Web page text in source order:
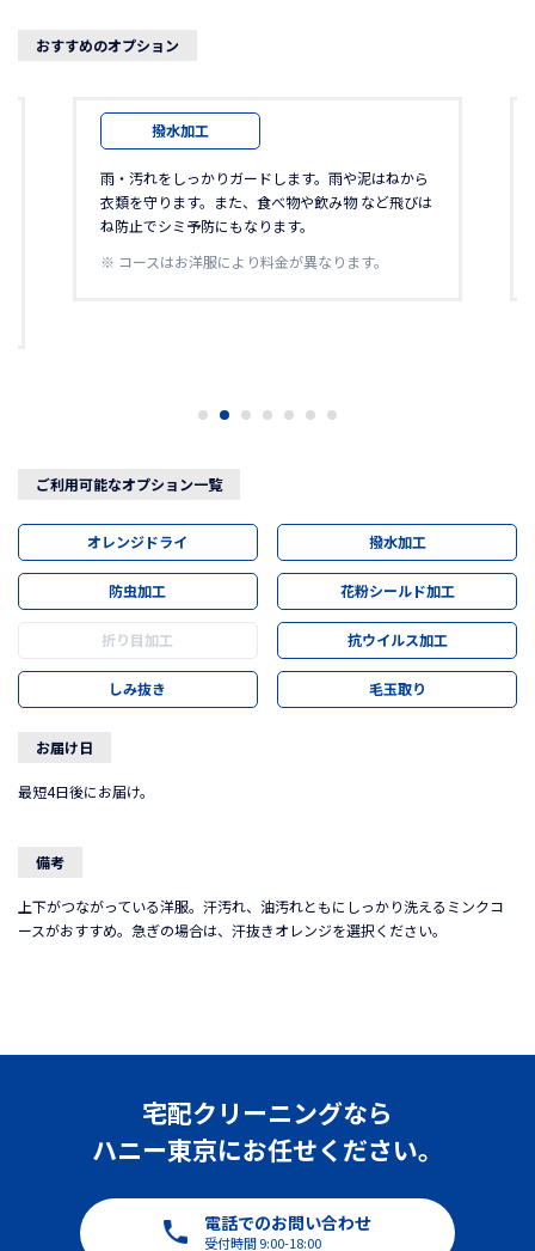
おすすめのオプション
撥水加工
雨・汚れをしっかりガードします。雨や泥はねから
衣類を守ります。また、食べ物や飲み物 など飛びは
ね防止でシミ予防にもなります。
※ コースはお洋服により料金が異なります。
ご利用可能なオプション一覧
オレンジドライ 撥水加工
防虫加工 花粉シールド加工
折り目加工 抗ウイルス加工
しみ抜き 毛玉取り
お届け日
最短4日後にお届け。
備考
上下がつながっている洋服。汗汚れ、油汚れともにしっかり洗えるミンクコ
ースがおすすめ。急ぎの場合は、汗抜きオレンジを選択ください。
宅配クリーニングなら
ハニー東京にお任せください。
電話でのお問い合わせ
受付時間 9:00-18:00